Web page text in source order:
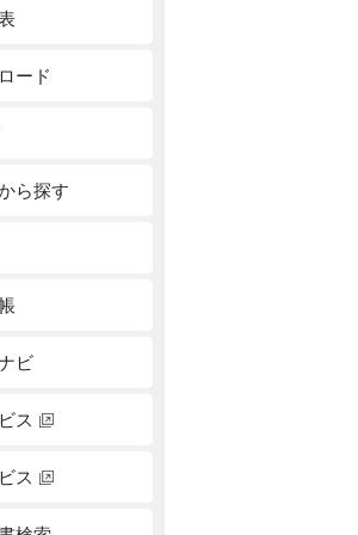
ード
ら探す
ビ
ス
ス